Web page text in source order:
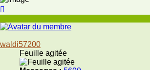
waldi57200
Feuille agitée